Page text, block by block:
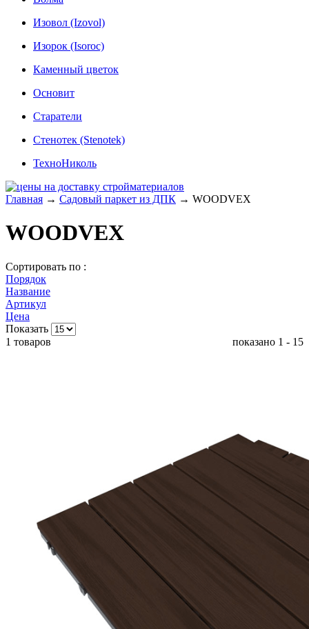
Изовол (Izovol)
Изорок (Isoroc)
Каменный цветок
Основит
Старатели
Стенотек (Stenotek)
ТехноНиколь
Главная → Садовый паркет из ДПК → WOODVEX
WOODVEX
Сортировать по :
Порядок
Название
Артикул
Цена
Показать
1 товаров
показано 1 - 15